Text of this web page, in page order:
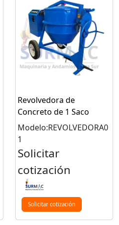
Revolvedora de
Concreto de 1 Saco
Modelo:REVOLVEDORA0
1
Solicitar
cotización
Solicitar cotización